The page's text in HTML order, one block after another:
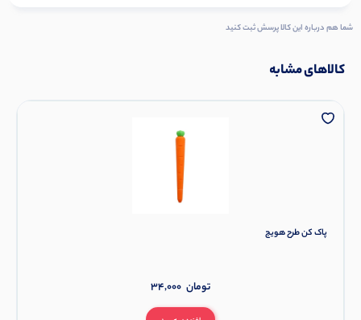
شما هم درباره این کالا پرسش ثبت کنید
کالاهای مشابه
پاک کن طرح هویج
34,000 تومان